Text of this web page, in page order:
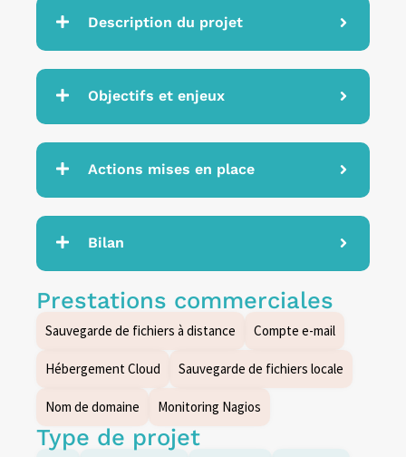
Description du projet
Objectifs et enjeux
Actions mises en place
Bilan
Prestations commerciales
Sauvegarde de fichiers à distance Compte e-mail
Hébergement Cloud Sauvegarde de fichiers locale
Nom de domaine Monitoring Nagios
Type de projet